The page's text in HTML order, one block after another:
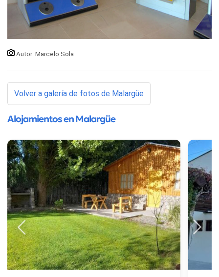
Autor: Marcelo Sola
Volver a galería de fotos de Malargüe
Alojamientos en Malargüe